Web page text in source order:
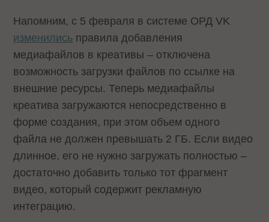
Напомним, с 5 февраля в системе ОРД VK
изменились правила добавления
медиафайлов в креативы – отключена
возможность загрузки файлов по ссылке на
внешние ресурсы. Теперь медиафайлы
креатива загружаются непосредственно в
форме создания, при этом объем одного
файла не должен превышать 2 ГБ. Если видео
длинное, его не нужно загружать полностью –
достаточно добавить только тот фрагмент
видео, который содержит рекламную
интеграцию.